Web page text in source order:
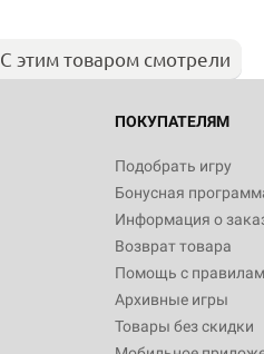
С этим товаром смотрели
ПОКУПАТЕЛЯМ
Подобрать игру
Бонусная
Информация о
Возврат товара
Помощь с
Архивные игры
Товары без скидки